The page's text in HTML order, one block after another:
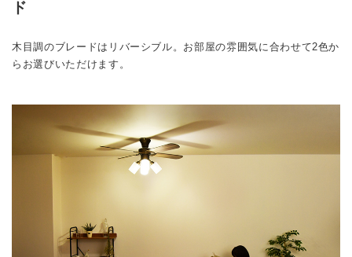
ド
木目調のブレードはリバーシブル。お部屋の雰囲気に合わせて2色か
らお選びいただけます。